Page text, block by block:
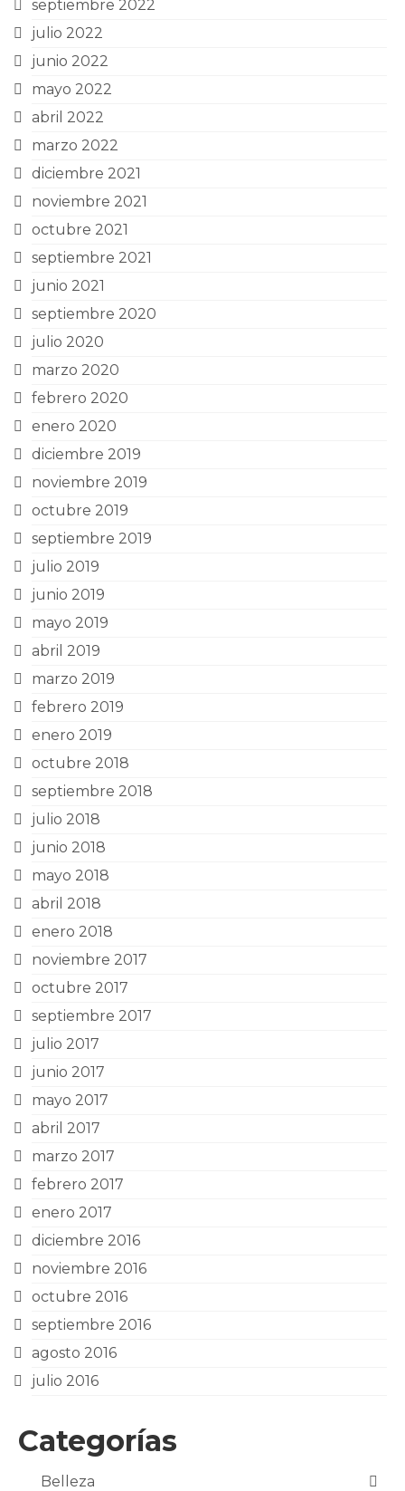
septiembre 2022
julio 2022
junio 2022
mayo 2022
abril 2022
marzo 2022
diciembre 2021
noviembre 2021
octubre 2021
septiembre 2021
junio 2021
septiembre 2020
julio 2020
marzo 2020
febrero 2020
enero 2020
diciembre 2019
noviembre 2019
octubre 2019
septiembre 2019
julio 2019
junio 2019
mayo 2019
abril 2019
marzo 2019
febrero 2019
enero 2019
octubre 2018
septiembre 2018
julio 2018
junio 2018
mayo 2018
abril 2018
enero 2018
noviembre 2017
octubre 2017
septiembre 2017
julio 2017
junio 2017
mayo 2017
abril 2017
marzo 2017
febrero 2017
enero 2017
diciembre 2016
noviembre 2016
octubre 2016
septiembre 2016
agosto 2016
julio 2016
Categorías
Belleza